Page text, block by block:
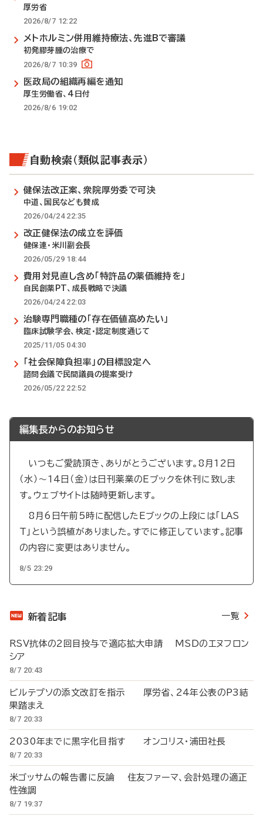
厚労省
2026/8/7 12:22
メトホルミン併用維持療法、先進Bで審議
初発膠芽腫の治療で
2026/8/7 10:39
医政局の組織再編を通知
厚生労働省、4日付
2026/8/6 19:02
自動検索（類似記事表示）
健保法改正案、衆院厚労委で可決
中道、国民なども賛成
2026/04/24 22:35
改正健保法の成立を評価
健保連・米川副会長
2026/05/29 18:44
費用対見直し含め「特許品の薬価維持を」
自民創薬PT、成長戦略で決議
2026/04/24 22:03
治験専門職種の「存在価値高めたい」
臨床試験学会、検定・認定制度通じて
2025/11/05 04:30
「社会保障負担率」の目標設定へ
諮問会議で民間議員の提案受け
2026/05/22 22:52
編集長からのお知らせ
いつもご愛読頂き、ありがとうございます。8月12日
（水）～14日（金）は日刊薬業のEブックを休刊に致しま
す。ウェブサイトは随時更新します。
8月6日午前5時に配信したEブックの上段には「LAS
T」という誤植がありました。すでに修正しています。記事
の内容に変更はありません。
8/5 23:29
新着記事 一覧
RSV抗体の2回目投与で適応拡大申請 MSDのエヌフロン
シア
8/7 20:43
ビルテプソの添文改訂を指示 厚労省、24年公表のP3結
果踏まえ
8/7 20:33
2030年までに黒字化目指す オンコリス・浦田社長
8/7 20:33
米ゴッサムの報告書に反論 住友ファーマ、会計処理の適正
性強調
8/7 19:37